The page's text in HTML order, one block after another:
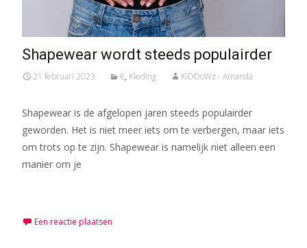
Shapewear wordt steeds populairder
21 februari 2023 €, Kleding KiDDoWz - Amanda
Shapewear is de afgelopen jaren steeds populairder
geworden. Het is niet meer iets om te verbergen, maar iets
om trots op te zijn. Shapewear is namelijk niet alleen een
manier om je
Een reactie plaatsen